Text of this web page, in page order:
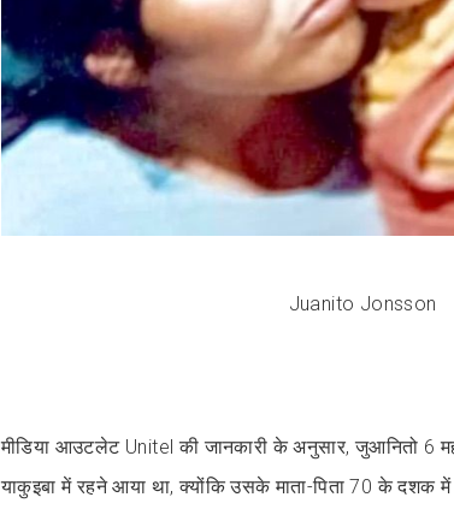
Juanito Jonsson
मीडिया आउटलेट Unitel की जानकारी के अनुसार, जुआनितो 6
याकुइबा में रहने आया था, क्योंकि उसके माता-पिता 70 के दशक